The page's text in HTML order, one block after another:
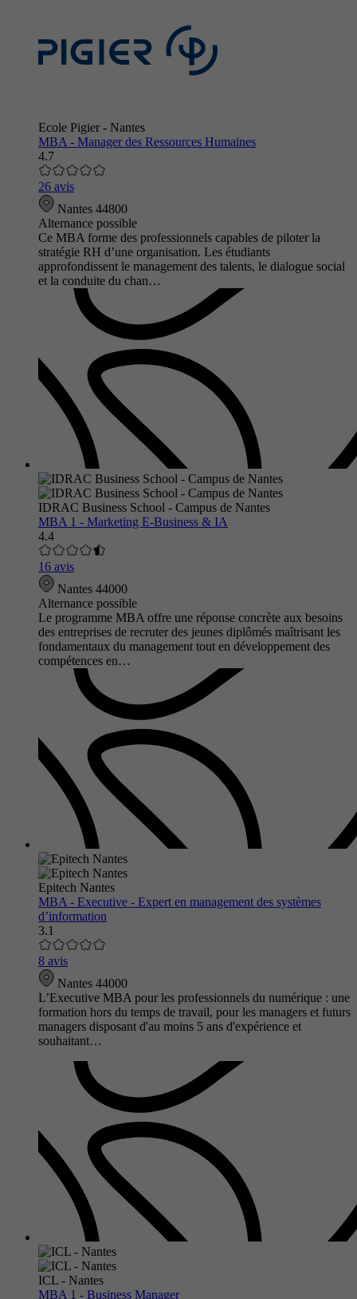
Ecole Pigier - Nantes
MBA - Manager des Ressources Humaines
4.7
26 avis
Nantes 44800
Alternance possible
Ce MBA forme des professionnels capables de piloter la
stratégie RH d’une organisation. Les étudiants
approfondissent le management des talents, le dialogue social
et la conduite du chan…
IDRAC Business School - Campus de Nantes
MBA 1 - Marketing E-Business & IA
4.4
16 avis
Nantes 44000
Alternance possible
Le programme MBA offre une réponse concrète aux besoins
des entreprises de recruter des jeunes diplômés maîtrisant les
fondamentaux du management tout en développement des
compétences en…
Epitech Nantes
MBA - Executive - Expert en management des systèmes
d’information
3.1
8 avis
Nantes 44000
L’Executive MBA pour les professionnels du numérique : une
formation hors du temps de travail, pour les managers et futurs
managers disposant d'au moins 5 ans d'expérience et
souhaitant…
ICL - Nantes
MBA 1 - Business Manager